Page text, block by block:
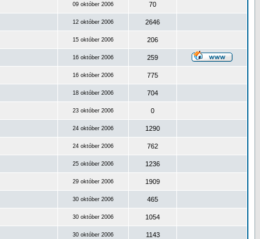
09 október 2006 70
12 október 2006 2646
15 október 2006 206
16 október 2006 259
16 október 2006 775
18 október 2006 704
23 október 2006 0
24 október 2006 1290
24 október 2006 762
25 október 2006 1236
29 október 2006 1909
30 október 2006 465
30 október 2006 1054
30 október 2006 1143